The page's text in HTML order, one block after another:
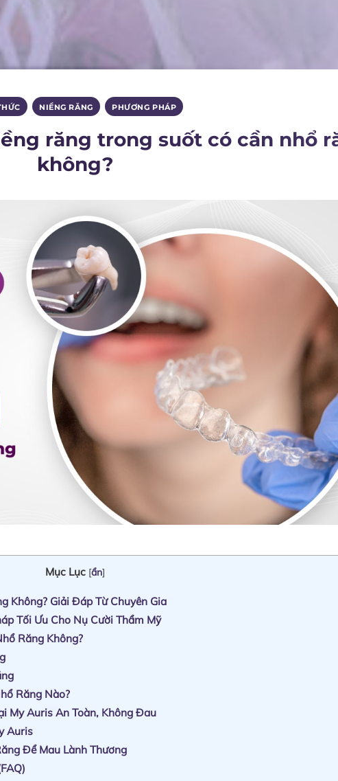
, NIỀNG RĂNG , PHƯƠNG PHÁP
răng trong suốt có cần nhổ
không?
Mục Lục [ẩn]
Không? Giải Đáp Từ Chuyên Gia
Tối Ưu Cho Nụ Cười Thẩm Mỹ
Răng Không?
Răng Nào?
My Auris An Toàn, Không Đau
Auris
Để Mau Lành Thương